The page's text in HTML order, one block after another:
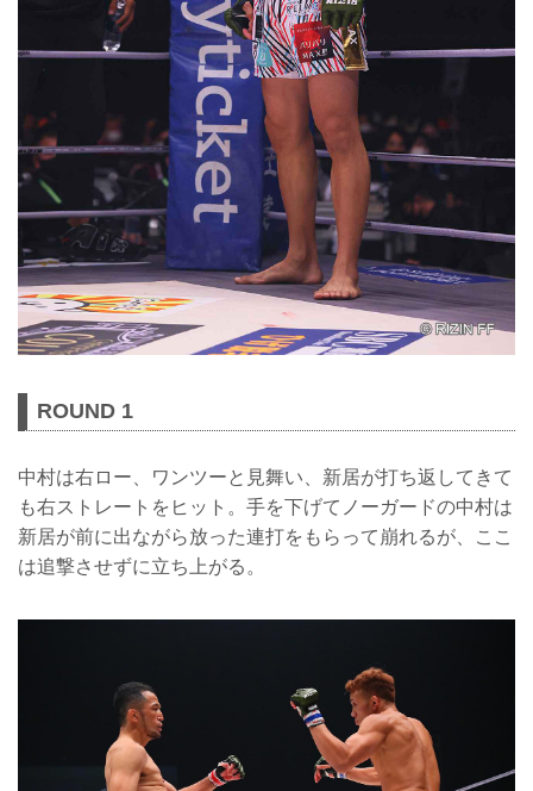
ROUND 1
中村は右ロー、ワンツーと見舞い、新居が打ち返してきて
も右ストレートをヒット。手を下げてノーガードの中村は
新居が前に出ながら放った連打をもらって崩れるが、ここ
は追撃させずに立ち上がる。